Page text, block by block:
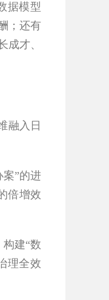
据模型
；还有
才、
融入日
”的进
倍增效
建“数
理全效